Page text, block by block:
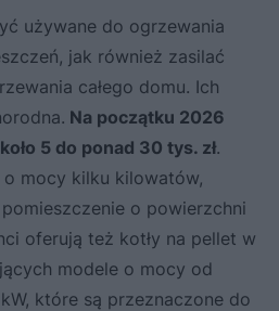
używane do ogrzewania
jak również zasilać
całego domu. Ich
Na początku 2026
5 do ponad 30 tys. zł.
o mocy kilku kilowatów,
o powierzchni
oferują też kotły na pellet w
modele o mocy od
które są przeznaczone do